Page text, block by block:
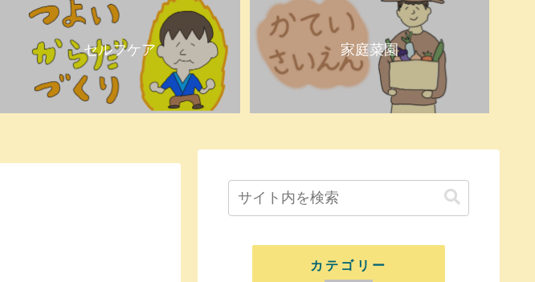
セルフケア 家庭菜園
カテゴリー